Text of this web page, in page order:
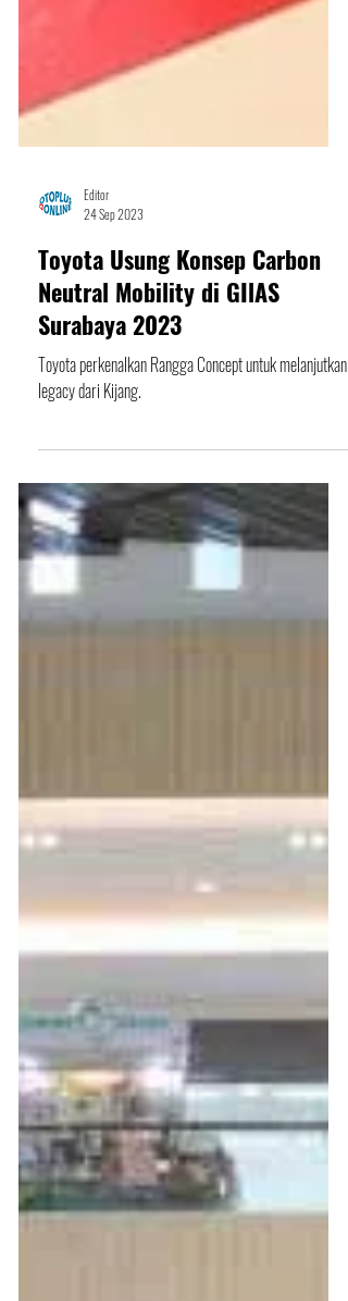
Editor
24 Sep 2023
Toyota Usung Konsep Carbon
Neutral Mobility di GIlAS
Surabaya 2023
Toyota perkenalkan Rangga Concept untuk melanjutkan